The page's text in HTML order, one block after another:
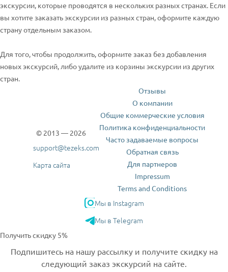
экскурсии, которые проводятся в нескольких разных странах. Если
вы хотите заказать экскурсии из разных стран, оформите каждую
страну отдельным заказом.
Для того, чтобы продолжить, оформите заказ без добавления
новых экскурсий, либо удалите из корзины экскурсии из других
стран.
© 2013 — 2026
support@tezeks.com
Карта сайта
Отзывы
О компании
Общие коммерческие условия
Политика конфиденциальности
Часто задаваемые вопросы
Обратная связь
Для партнеров
Impressum
Terms and Conditions
Мы в Instagram
Мы в Telegram
Получить скидку 5%
Подпишитесь на нашу рассылку и получите скидку на
следующий заказ экскурсий на сайте.